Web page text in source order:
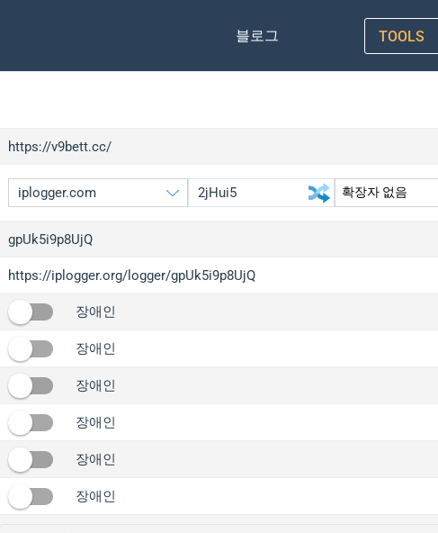
블로그 TOOLS
https://v9bett.cc/
iplogger.org
wl.gl
ed.tc
iplogger.com
iplogger.co
2no.co
gpUk5i9p8UjQ
https://iplogger.org/logger/gpUk5i9p8UjQ
장애인
장애인
장애인
장애인
장애인
장애인